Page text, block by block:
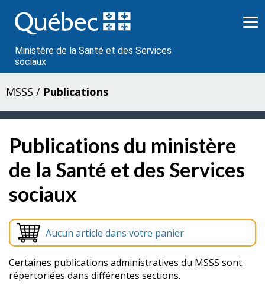
au
contenu
Ministère de la Santé et des Services
sociaux
MSSS / Publications
Publications du ministère
de la Santé et des Services
sociaux
Aucun article dans votre panier
Certaines publications administratives du MSSS sont
répertoriées dans différentes sections.